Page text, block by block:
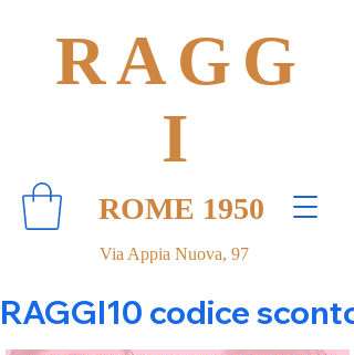
Via Appia Nuova, 97
RAGG
I
ROME 1950
RAGGI10 codice